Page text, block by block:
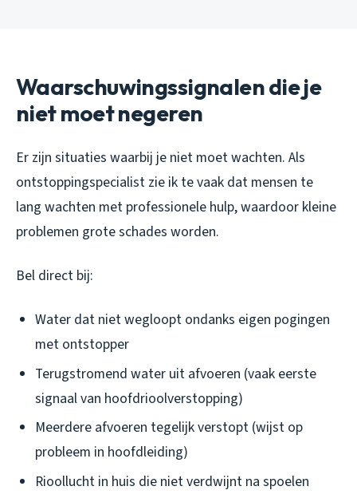
Waarschuwingssignalen die je
niet moet negeren
Er zijn situaties waarbij je niet moet wachten. Als
ontstoppingspecialist zie ik te vaak dat mensen te
lang wachten met professionele hulp, waardoor kleine
problemen grote schades worden.
Bel direct bij:
Water dat niet wegloopt ondanks eigen pogingen
met ontstopper
Terugstromend water uit afvoeren (vaak eerste
signaal van hoofdrioolverstopping)
Meerdere afvoeren tegelijk verstopt (wijst op
probleem in hoofdleiding)
Rioollucht in huis die niet verdwijnt na spoelen